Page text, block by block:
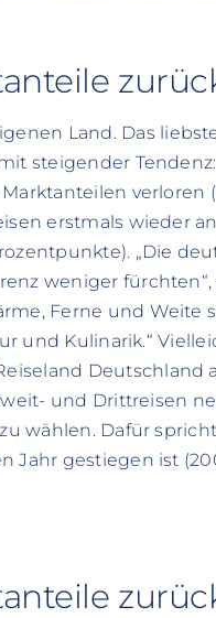
Land. Das
steigender
verloren
erstmals wieder
„Die
weniger fürchten“,
Ferne und Weite
und Kulinarik.“
Deutschland
und Drittreisen
wählen. Dafür
gestiegen ist